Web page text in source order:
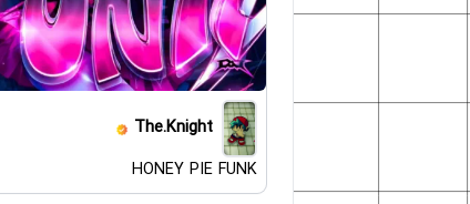
The.Knight
HONEY PIE FUNK